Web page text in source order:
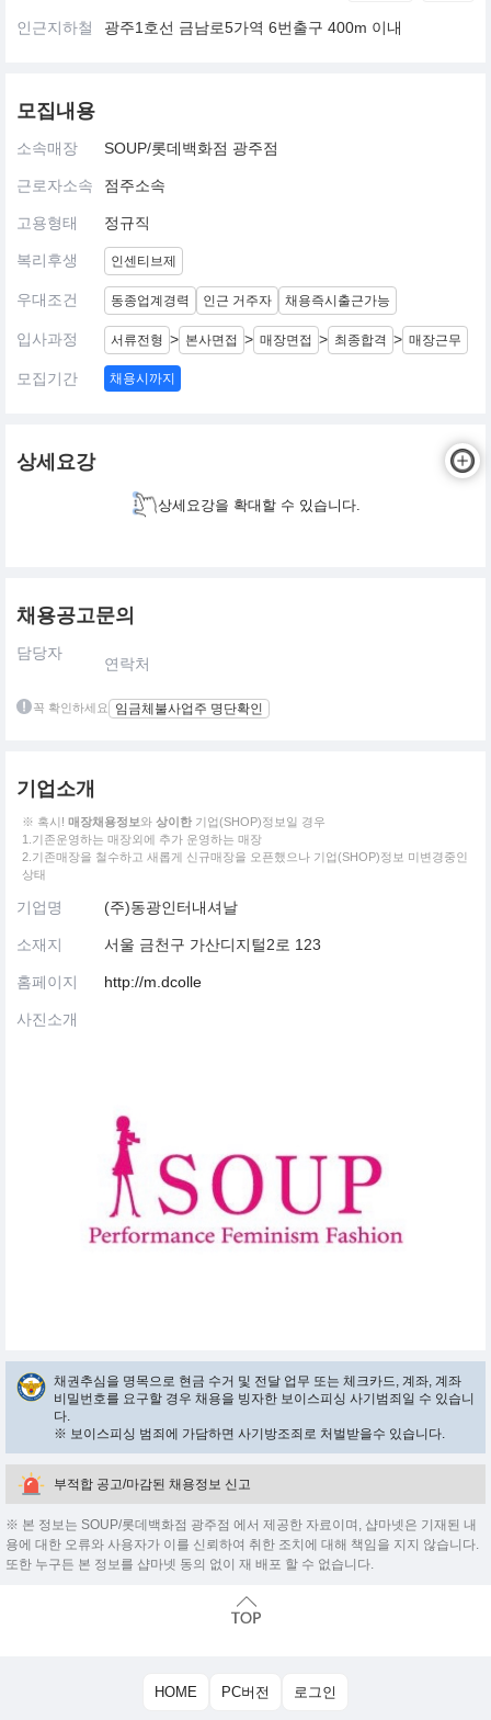
인근지하철 광주1호선 금남로5가역 6번출구 400m 이내
모집내용
소속매장 SOUP/롯데백화점 광주점
근로자소속 점주소속
고용형태 정규직
복리후생 인센티브제
우대조건 동종업계경력 인근 거주자 채용즉시출근가능
입사과정 서류전형 > 본사면접 > 매장면접 > 최종합격 > 매장근무
모집기간 채용시까지
상세요강
상세요강을 확대할 수 있습니다.
채용공고문의
담당자
연락처
꼭 확인하세요 임금체불사업주 명단확인
기업소개
※ 혹시! 매장채용정보와 상이한 기업(SHOP)정보일 경우
1.기존운영하는 매장외에 추가 운영하는 매장
2.기존매장을 철수하고 새롭게 신규매장을 오픈했으나 기업(SHOP)정보 미변경중인
상태
기업명 (주)동광인터내셔날
소재지 서울 금천구 가산디지털2로 123
홈페이지 http://m.dcolle
사진소개
채권추심을 명목으로 현금 수거 및 전달 업무 또는 체크카드, 계좌, 계좌
비밀번호를 요구할 경우 채용을 빙자한 보이스피싱 사기범죄일 수 있습니
다.
※ 보이스피싱 범죄에 가담하면 사기방조죄로 처벌받을수 있습니다.
부적합 공고/마감된 채용정보 신고
※ 본 정보는 SOUP/롯데백화점 광주점 에서 제공한 자료이며, 샵마넷은 기재된 내
용에 대한 오류와 사용자가 이를 신뢰하여 취한 조치에 대해 책임을 지지 않습니다.
또한 누구든 본 정보를 샵마넷 동의 없이 재 배포 할 수 없습니다.
HOME PC버전 로그인